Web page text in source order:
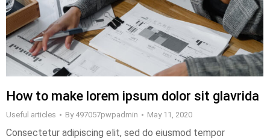
How to make lorem ipsum dolor sit glavrida
Useful articles By 497057pwpadmin May 11, 2020
Consectetur adipiscing elit, sed do eiusmod tempor